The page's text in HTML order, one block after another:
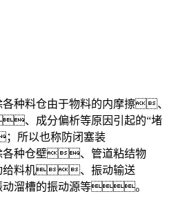
种料仓由于物料的内摩擦、
成分偏析等原因引起的“堵
所以也称防闭塞装
种仓壁、管道粘结物
料机、振动输送
溜槽的振动源等。